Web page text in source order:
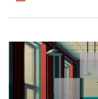
Публікації
Довідник